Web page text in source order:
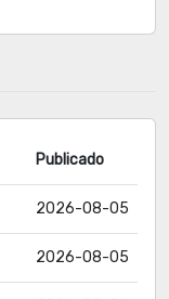
Publicado
2026-08-05
2026-08-05